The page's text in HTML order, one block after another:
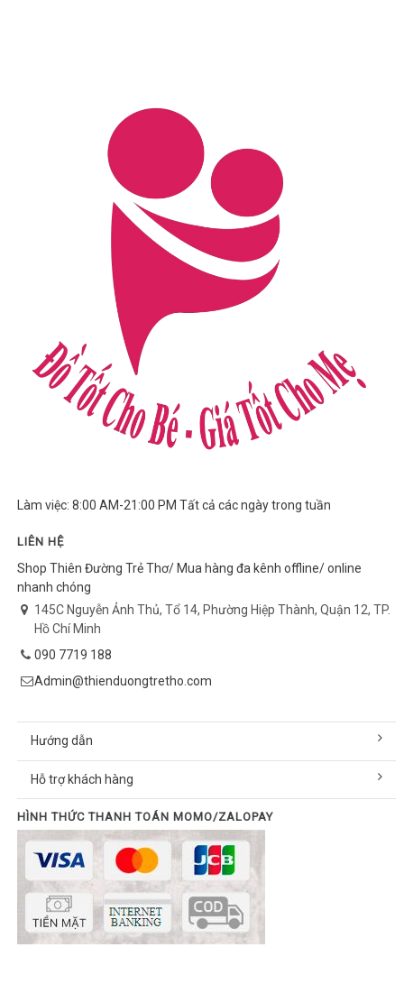
Làm việc: 8:00 AM-21:00 PM Tất cả các ngày trong tuần
LIÊN HỆ
Shop Thiên Đường Trẻ Thơ/ Mua hàng đa kênh offline/ online
nhanh chóng
145C Nguyễn Ảnh Thủ, Tổ 14, Phường Hiệp Thành, Quận 12, TP.
Hồ Chí Minh
090 7719 188
Admin@thienduongtretho.com
Hướng dẫn
Hỗ trợ khách hàng
HÌNH THỨC THANH TOÁN MOMO/ZALOPAY